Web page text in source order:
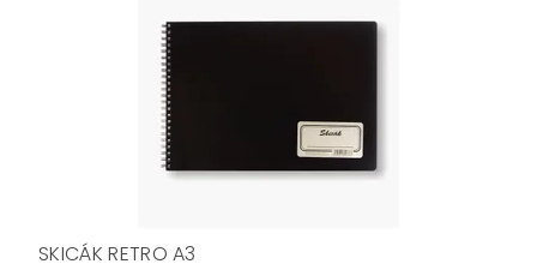
SKICÁK RETRO A3